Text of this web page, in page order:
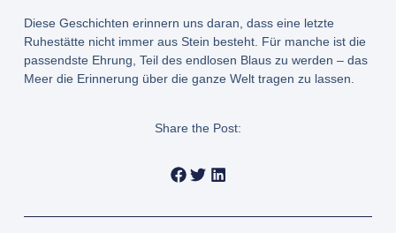
Diese Geschichten erinnern uns daran, dass eine letzte
Ruhestätte nicht immer aus Stein besteht. Für manche ist die
passendste Ehrung, Teil des endlosen Blaus zu werden – das
Meer die Erinnerung über die ganze Welt tragen zu lassen.
Share the Post: